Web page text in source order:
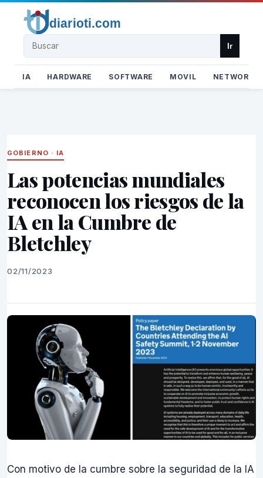
Buscar Ir
IA HARDWARE SOFTWARE MOVIL NETWORK
GOBIERNO · IA
Las potencias mundiales
reconocen los riesgos de la
IA en la Cumbre de
Bletchley
02/11/2023
Con motivo de la cumbre sobre la seguridad de la IA